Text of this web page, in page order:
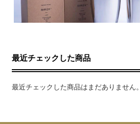
最近チェックした商品
最近チェックした商品はまだありません。